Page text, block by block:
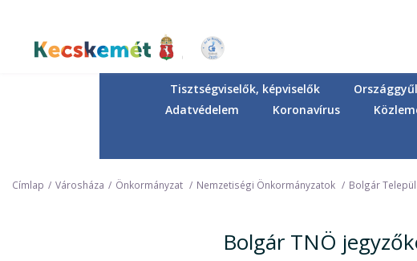
tartalomra
Kecskemét Város Honlapja
Tisztségviselők, képviselők
Adatvédelem
Koronavírus
Címlap Városháza Önkormányzat Nemzetiségi Önkormányzatok Bolgár
Bolgár TNÖ